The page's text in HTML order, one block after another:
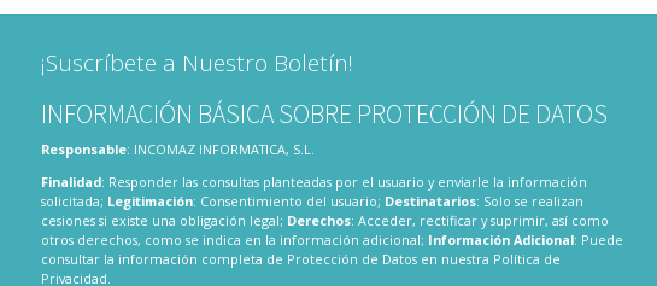
¡Suscríbete a Nuestro Boletín!
INFORMACIÓN BÁSICA SOBRE PROTECCIÓN DE DATOS
Responsable: INCOMAZ INFORMATICA, S.L.
Finalidad: Responder las consultas planteadas por el usuario y enviarle la información
solicitada; Legitimación: Consentimiento del usuario; Destinatarios: Solo se realizan
cesiones si existe una obligación legal; Derechos: Acceder, rectificar y suprimir, así como
otros derechos, como se indica en la información adicional; Información Adicional: Puede
consultar la información completa de Protección de Datos en nuestra Política de
Privacidad